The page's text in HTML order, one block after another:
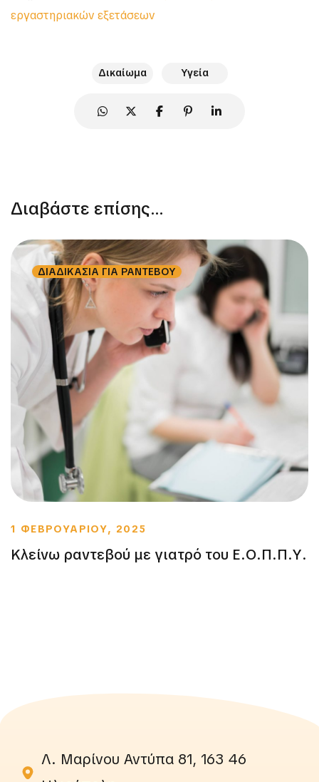
εργαστηριακών εξετάσεων
Δικαίωμα Υγεία
Διαβάστε επίσης...
ΔΙΑΔΙΚΑΣΙΑ ΓΙΑ ΡΑΝΤΕΒΟΥ
1 ΦΕΒΡΟΥΑΡΙΟΥ, 2025
Κλείνω ραντεβού με γιατρό του Ε.Ο.Π.Π.Υ.
Λ. Μαρίνου Αντύπα 81, 163 46